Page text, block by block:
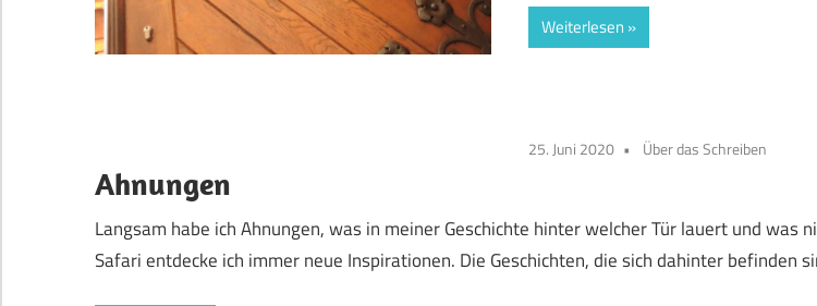
Weiterlesen
25. Juni 2020 Über das Schreiben
Ahnungen
Langsam habe ich Ahnungen, was in meiner Geschichte hinter welcher Tür lauert und was
Safari entdecke ich immer neue Inspirationen. Die Geschichten, die sich dahinter befinden